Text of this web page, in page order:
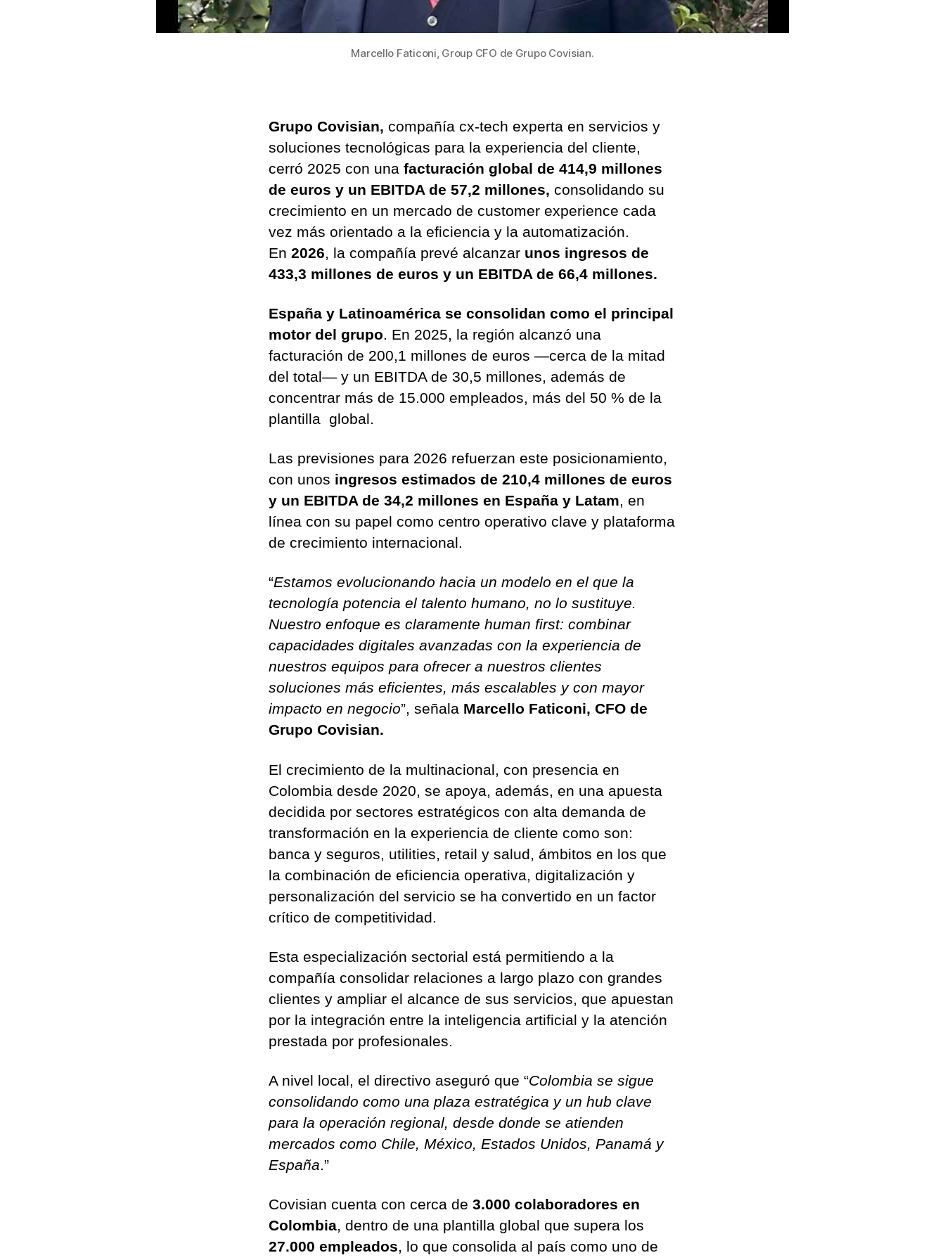
Marcello Faticoni, Group CFO de Grupo Covisian.
Grupo Covisian, compañía cx-tech experta en servicios y
soluciones tecnológicas para la experiencia del cliente,
cerró 2025 con una facturación global de 414,9 millones
de euros y un EBITDA de 57,2 millones, consolidando su
crecimiento en un mercado de customer experience cada
vez más orientado a la eficiencia y la automatización.
En 2026 , la compañía prevé alcanzar unos ingresos de
433,3 millones de euros y un EBITDA de 66,4 millones.
España y Latinoamérica se consolidan como el principal
motor del grupo. En 2025, la región alcanzó una
facturación de 200,1 millones de euros —cerca de la mitad
del total— y un EBITDA de 30,5 millones, además de
concentrar más de 15.000 empleados, más del 50 % de la
plantilla global.
Las previsiones para 2026 refuerzan este posicionamiento,
con unos ingresos estimados de 210,4 millones de euros
y un EBITDA de 34,2 millones en España y Latam, en
línea con su papel como centro operativo clave y plataforma
de crecimiento internacional.
“Estamos evolucionando hacia un modelo en el que la
tecnología potencia el talento humano, no lo sustituye.
Nuestro enfoque es claramente human first: combinar
capacidades digitales avanzadas con la experiencia de
nuestros equipos para ofrecer a nuestros clientes
soluciones más eficientes, más escalables y con mayor
impacto en negocio”, señala Marcello Faticoni, CFO de
Grupo Covisian.
El crecimiento de la multinacional, con presencia en
Colombia desde 2020, se apoya, además, en una apuesta
decidida por sectores estratégicos con alta demanda de
transformación en la experiencia de cliente como son:
banca y seguros, utilities, retail y salud, ámbitos en los que
la combinación de eficiencia operativa, digitalización y
personalización del servicio se ha convertido en un factor
crítico de competitividad.
Esta especialización sectorial está permitiendo a la
compañía consolidar relaciones a largo plazo con grandes
clientes y ampliar el alcance de sus servicios, que apuestan
por la integración entre la inteligencia artificial y la atención
prestada por profesionales.
A nivel local, el directivo aseguró que “Colombia se sigue
consolidando como una plaza estratégica y un hub clave
para la operación regional, desde donde se atienden
mercados como Chile, México, Estados Unidos, Panamá y
España.”
Covisian cuenta con cerca de 3.000 colaboradores en
Colombia, dentro de una plantilla global que supera los
27.000 empleados, lo que consolida al país como uno de